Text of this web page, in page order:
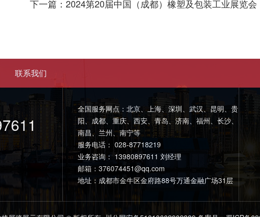
下一篇：2024第20届中国（成都）橡塑及包装工业展览会
联系我们
全国服务网点：北京、上海、深圳、武汉、昆明、贵
阳、成都、重庆、西安、青岛、济南、福州、长沙、
南昌、兰州、南宁等
服务电话： 028-87718219
业务咨询： 13980897611 刘经理
邮箱：376074451@qq.com
地址：成都市金牛区金府路88号万通金融广场31层